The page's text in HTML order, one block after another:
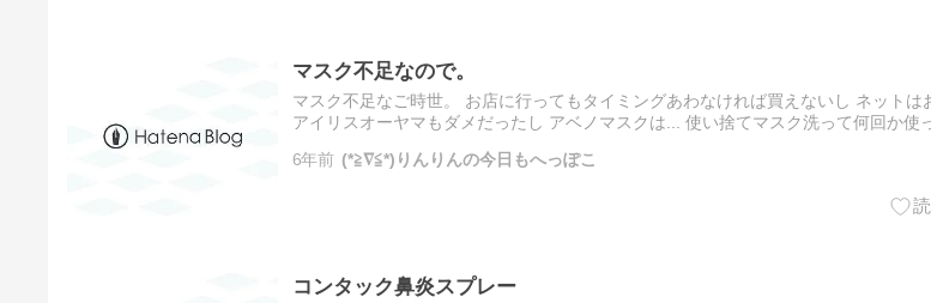
マスク不足なので。
マスク不足なご時世。 お店に行ってもタイミングあわなければ買えないし ネットは
アイリスオーヤマもダメだったし アベノマスクは... 使い捨てマスク洗って何回か使
6年前 (*≧∇≦*)りんりんの今日もへっぽこ
コンタック鼻炎スプレー